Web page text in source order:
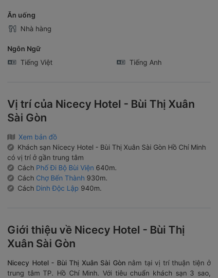
Ăn uống
Nhà hàng
Ngôn Ngữ
Tiếng Việt
Tiếng Anh
Vị trí của Nicecy Hotel - Bùi Thị Xuân
Sài Gòn
Xem bản đồ
Khách sạn Nicecy Hotel - Bùi Thị Xuân Sài Gòn Hồ Chí Minh
có vị trí ở gần trung tâm
Cách Phố Đi Bộ Bùi Viện 640m.
Cách Chợ Bến Thành 930m.
Cách Dinh Độc Lập 940m.
Giới thiệu về Nicecy Hotel - Bùi Thị
Xuân Sài Gòn
Nicecy Hotel - Bùi Thị Xuân Sài Gòn nằm tại vị trí thuận tiện ở
trung tâm TP. Hồ Chí Minh. Với tiêu chuẩn khách sạn 3 sao,